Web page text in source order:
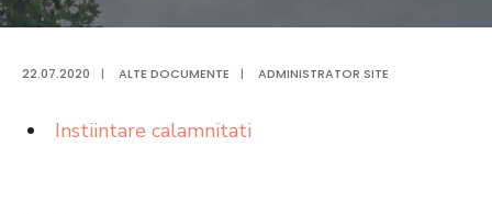
22.07.2020 | ALTE DOCUMENTE | ADMINISTRATOR SITE
Instiintare calamnitati